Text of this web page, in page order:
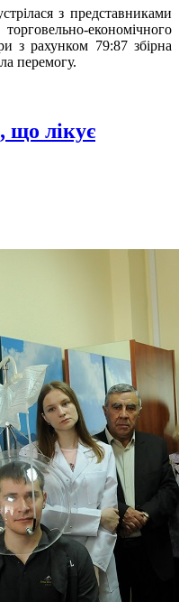
з представниками
економічного
и з рахунком 79:87 збірна
перемогу.
що лікує